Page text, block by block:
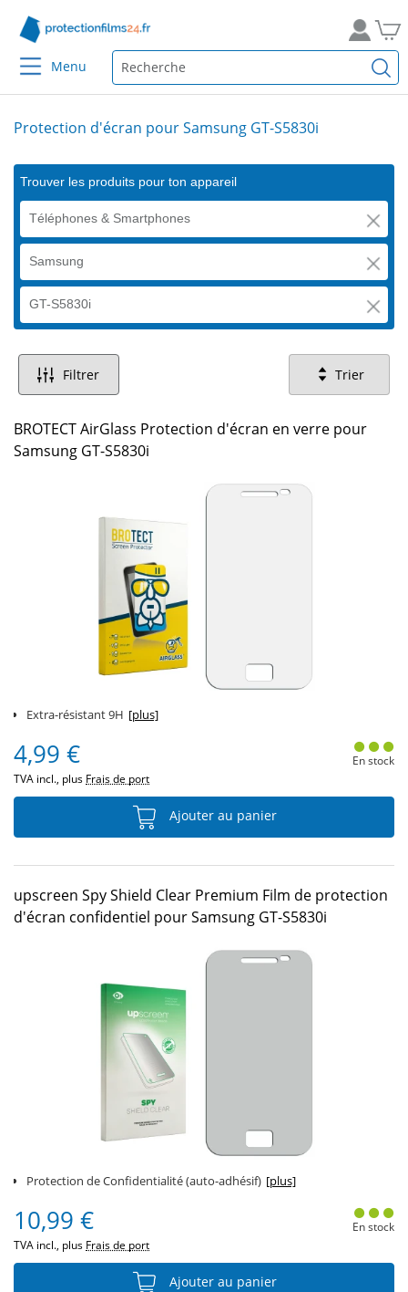
Menu
Protection d'écran pour Samsung GT-S5830i
Trouver les produits pour ton appareil
Téléphones & Smartphones
Samsung
GT-S5830i
Filtrer Trier
BROTECT AirGlass Protection d'écran en verre pour
Samsung GT-S5830i
Extra-résistant 9H [plus]
4,99 €
TVA incl., plus Frais de port
En stock
Ajouter au panier
upscreen Spy Shield Clear Premium Film de protection
d'écran confidentiel pour Samsung GT-S5830i
Protection de Confidentialité (auto-adhésif) [plus]
10,99 €
TVA incl., plus Frais de port
En stock
Ajouter au panier